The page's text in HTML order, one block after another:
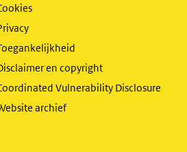
en copyright
Vulnerability Disclosure
archief